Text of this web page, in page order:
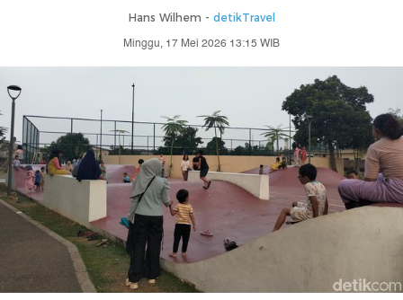
Hans Wilhem - detikTravel
Minggu, 17 Mei 2026 13:15 WIB